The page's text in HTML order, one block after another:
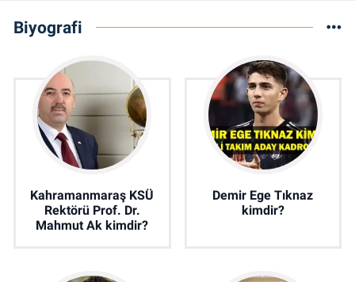
Biyografi
Kahramanmaraş KSÜ
Rektörü Prof. Dr.
Mahmut Ak kimdir?
Demir Ege Tıknaz
kimdir?